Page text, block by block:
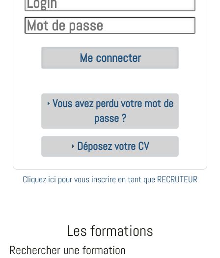
Vous avez perdu votre mot de
passe ?
Déposez votre CV
Cliquez ici pour vous inscrire en tant que RECRUTEUR
Les formations
Rechercher une formation